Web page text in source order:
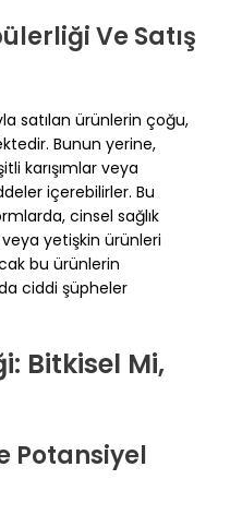
Ve Satış
satılan ürünlerin çoğu,
Bunun yerine,
karışımlar veya
içerebilirler. Bu
cinsel sağlık
yetişkin ürünleri
bu ürünlerin
ciddi şüpheler
Bitkisel Mi,
Potansiyel